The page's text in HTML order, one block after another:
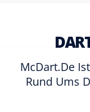
McDart.de
Rund Ums